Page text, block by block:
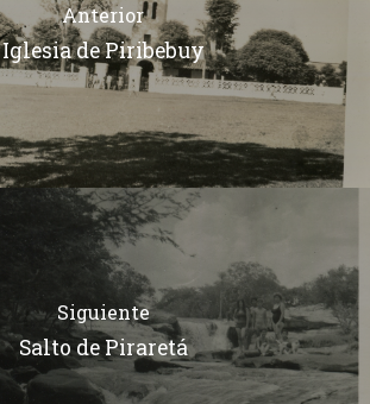
Anterior
Iglesia de Piribebuy
Siguiente
Salto de Piraretá